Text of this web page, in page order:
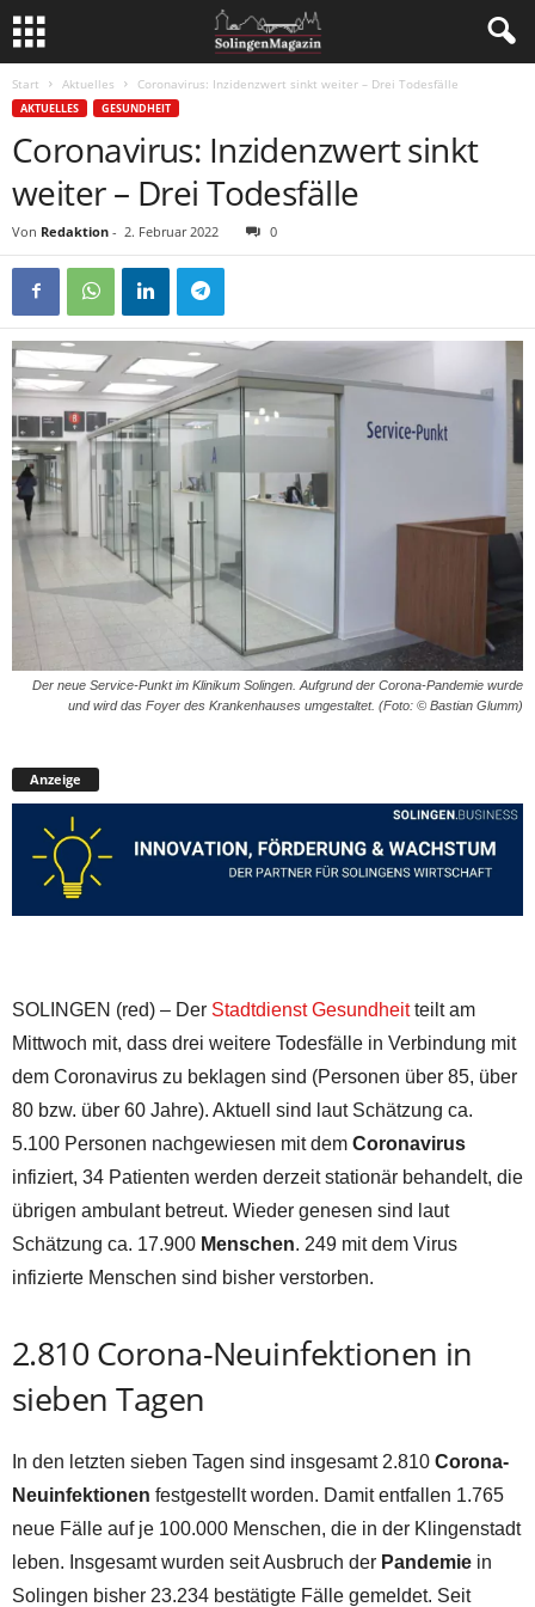
Start Aktuelles Coronavirus: Inzidenzwert sinkt weiter – Drei Todesfälle
AKTUELLES GESUNDHEIT
Coronavirus: Inzidenzwert sinkt
weiter – Drei Todesfälle
Von Redaktion - 2. Februar 2022 0
Der neue Service-Punkt im Klinikum Solingen. Aufgrund der Corona-Pandemie wurde
und wird das Foyer des Krankenhauses umgestaltet. (Foto: © Bastian Glumm)
Anzeige
SOLINGEN (red) – Der Stadtdienst Gesundheitteilt am
Mittwoch mit, dass drei weitere Todesfälle in Verbindung mit
dem Coronavirus zu beklagen sind (Personen über 85, über
80 bzw. über 60 Jahre). Aktuell sind laut Schätzung ca.
5.100 Personen nachgewiesen mit dem Coronavirus
infiziert, 34 Patienten werden derzeit stationär behandelt, die
übrigen ambulant betreut. Wieder genesen sind laut
Schätzung ca. 17.900 Menschen. 249 mit dem Virus
infizierte Menschen sind bisher verstorben.
2.810 Corona-Neuinfektionen in
sieben Tagen
In den letzten sieben Tagen sind insgesamt 2.810 Corona-
Neuinfektionen festgestellt worden. Damit entfallen 1.765
neue Fälle auf je 100.000 Menschen, die in der Klingenstadt
leben. Insgesamt wurden seit Ausbruch der Pandemie in
Solingen bisher 23.234 bestätigte Fälle gemeldet. Seit